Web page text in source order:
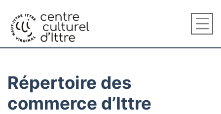
Répertoire des
commerce d’Ittre